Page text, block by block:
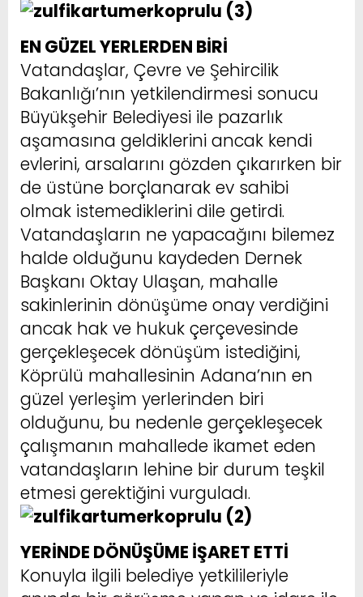
EN GÜZEL YERLERDEN BİRİ
Vatandaşlar, Çevre ve Şehircilik
Bakanlığı’nın yetkilendirmesi sonucu
Büyükşehir Belediyesi ile pazarlık
aşamasına geldiklerini ancak kendi
evlerini, arsalarını gözden çıkarırken bir
de üstüne borçlanarak ev sahibi
olmak istemediklerini dile getirdi.
Vatandaşların ne yapacağını bilemez
halde olduğunu kaydeden Dernek
Başkanı Oktay Ulaşan, mahalle
sakinlerinin dönüşüme onay verdiğini
ancak hak ve hukuk çerçevesinde
gerçekleşecek dönüşüm istediğini,
Köprülü mahallesinin Adana’nın en
güzel yerleşim yerlerinden biri
olduğunu, bu nedenle gerçekleşecek
çalışmanın mahallede ikamet eden
vatandaşların lehine bir durum teşkil
etmesi gerektiğini vurguladı.
YERİNDE DÖNÜŞÜME İŞARET ETTİ
Konuyla ilgili belediye yetkilileriyle